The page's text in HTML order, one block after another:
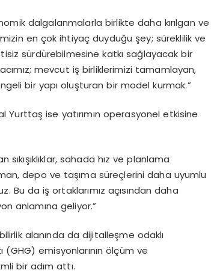
dalgalanmalarla birlikte daha kırılgan ve
en çok ihtiyaç duyduğu şey; süreklilik ve
sürdürebilmesine katkı sağlayacak bir
mevcut iş birliklerimizi tamamlayan,
bir yapı oluşturan bir model kurmak.”
Yurttaş ise yatırımın operasyonel etkisine
sahada hız ve planlama
depo ve taşıma süreçlerini daha uyumlu
Bu da iş ortaklarımız açısından daha
anlamına geliyor.”
alanında da dijitalleşme odaklı
emisyonlarının ölçüm ve
bir adım attı.